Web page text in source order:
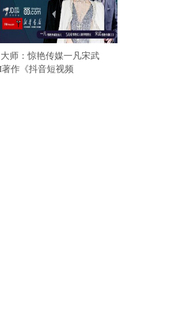
纸尿裤人气担当产品登陆
孕婴童展
师：惊艳传媒一凡宋武
著作《抖音短视频